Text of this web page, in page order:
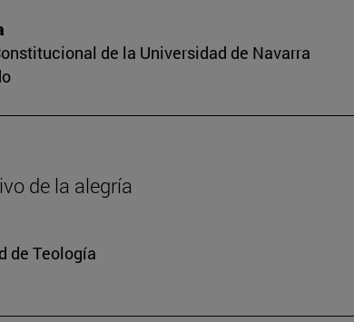
de la Universidad de Navarra
de la alegría
de Teología